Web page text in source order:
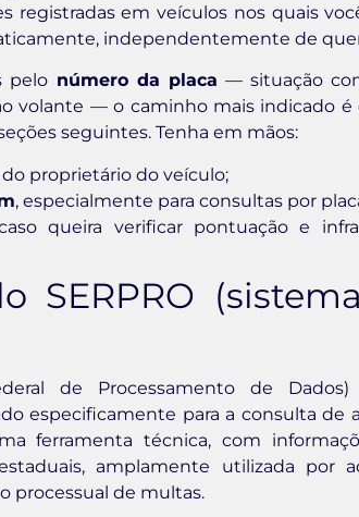
registradas em veículos nos quais
independentemente de
pelo número da placa — situação
volante — o caminho mais indicado
seguintes. Tenha em mãos:
proprietário do veículo;
, especialmente para consultas por
queira verificar pontuação e
SERPRO
de Processamento de
especificamente para a consulta de
ferramenta técnica, com
amplamente utilizada por
processual de multas.